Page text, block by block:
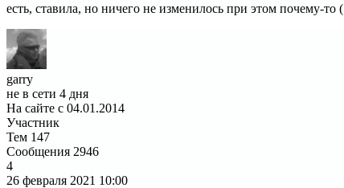
есть, ставила, но ничего не изменилось при этом почему-то (
garry
не в сети 4 дня
На сайте с 04.01.2014
Участник
Тем 147
Сообщения 2946
4
26 февраля 2021 10:00